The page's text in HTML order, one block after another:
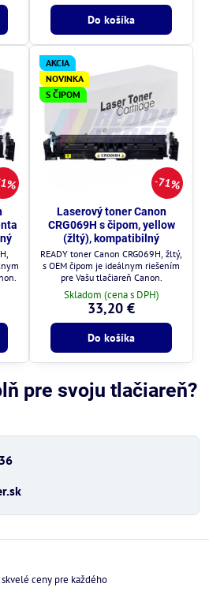
Do košíka
71%
AKCIA
NOVINKA
S ČIPOM
Laserový toner Canon
CRG069H s čipom, yellow
(žltý), kompatibilný
READY toner Canon CRG069H, žltý,
s OEM čipom je ideálnym riešením
pre Vašu tlačiareň Canon.
Skladom (cena s DPH)
33,20 €
Do košíka
pre svoju tlačiareň?
ceny pre každého